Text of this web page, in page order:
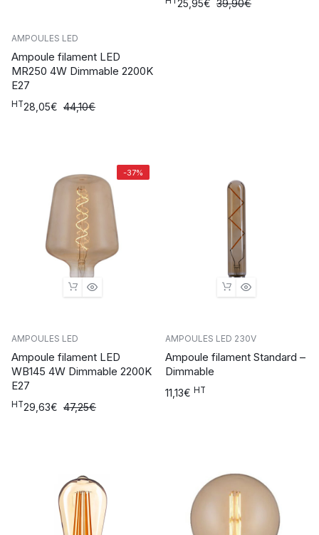
AMPOULES LED
Ampoule filament LED
MR250 4W Dimmable 2200K
E27
44,10€
Le28,05€
Le
HT
39,90€
25,95€
-37%
AMPOULES LED
Ampoule filament LED
WB145 4W Dimmable 2200K
E27
47,25€
Le29,63€
Le
HT
AMPOULES LED 230V
Ampoule filament Standard –
Dimmable
11,13€ HT